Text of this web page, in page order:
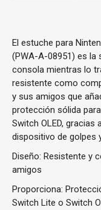
El estuche para
(PWA-A-08951) es
consola mientras lo
resistente como
y sus amigos que
protección sólida
Switch OLED, gracias
dispositivo de golpes
Diseño: Resistente y
amigos
Proporciona:
Switch Lite o Switch